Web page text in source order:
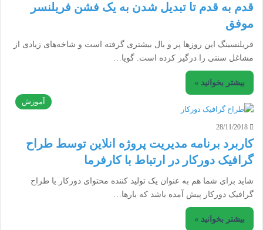
قدم به قدم تا تبدیل شدن به یک فشن فریلنسر
موفق
فریلنسینگ این روزها پر و بال بیشتری گرفته است و شاخه‌های زیادی از
مشاغل سنتی را درگیر کرده است. گویا…
بیشتر بخوانید »
آموزش
28/11/2018
کاربرد برنامه مدیریت پروژه انلاین توسط طراح
گرافیک دورکار در ارتباط با کارفرما
شاید برای شما هم به عنوان یک تولید کننده محتوای دورکار یا طراح
گرافیک دورکار پیش آمده باشد که بارها…
بیشتر بخوانید »